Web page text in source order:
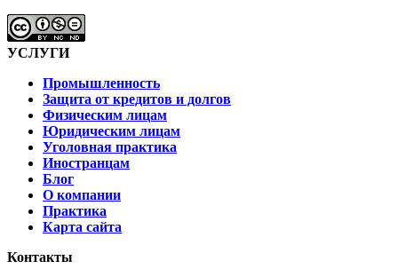
УСЛУГИ
Промышленность
Защита от кредитов и долгов
Физическим лицам
Юридическим лицам
Уголовная практика
Иностранцам
Блог
О компании
Практика
Карта сайта
Контакты